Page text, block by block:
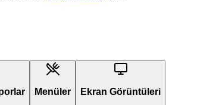
Menüler Ekran Görüntüleri